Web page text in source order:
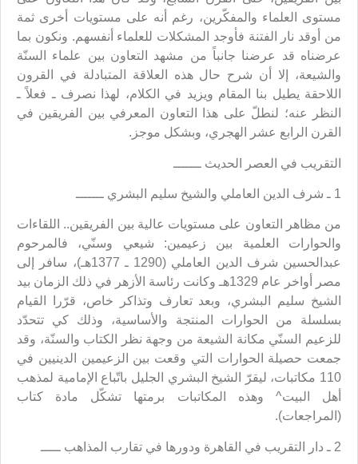
مستوى العلماء والمفكّرين، رغم أنه على مستويات أخرى ثمة
من أوقد نار الفتنة فأوجد المشكلات للعلماء أنفسهم. ونكون بما
عرضناه قد عرضنا جانباً من مشهد التعاون بين علماء السنّة
والشيعة، إلا أن شرح حال هذه العلاقة المتبادلة في القرون
اللاحقة يطيل بنا المقام ويزيد في الكلام، لهذا نصرف ـ فعلاً ـ
النظر عنه؛ لنطلّ على هذا التعاون المعرفي بين الفريقين في
القرن الرابع عشر الهجري، وبشكل موجز.
التقريب في العصر الحديث ـــــــ
1 ـ شرف الدين العاملي والشيخ سليم البشري ـــــــ
من مظاهر التعاون على مستويات عالية بين الفريقين.. اللقاءات
والحوارات العلمية بين زعيمين: شيعي وسنّي، فالمرحوم
عبدالحسين شرف الدين العاملي (1290 ـ 1377هـ)، سافر إلى
مصر أواخر عام 1329هـ وكانت رئاسة الأزهر في ذلك الزمان بيد
الشيخ سليم البشري، وبعد تعارف وتذاكر خاص، قرّرا القيام
بسلسلة من الحوارات المنتجة والأساسية، وذلك كي تتحدّد
للزعيم السنّي مكانة الشيعة من وجهة نظر الكتاب والسنّة، وقد
جمعت حصيلة الحوارات التي وقعت بين الزعيمين الدينيين في
110 مكاتبات، ليقرّ الشيخ البشري الجليل باتّباع الإمامية لمذهب
أهل البيت^ وهذه المكاتبات برمتها تشكّل مادة كتاب
(المراجعات).
2 ـ دار التقريب في القاهرة ودورها في تقارب المذاهب ـــــ